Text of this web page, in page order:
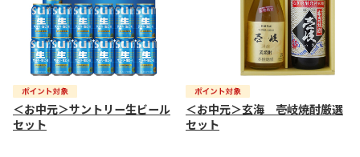
＜お中元＞サントリー生ビール
セット
＜お中元＞玄海 壱岐焼酎厳選
セット